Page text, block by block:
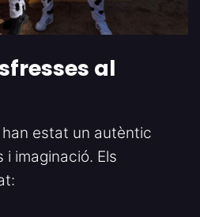
al
estat un autèntic
imaginació. Els